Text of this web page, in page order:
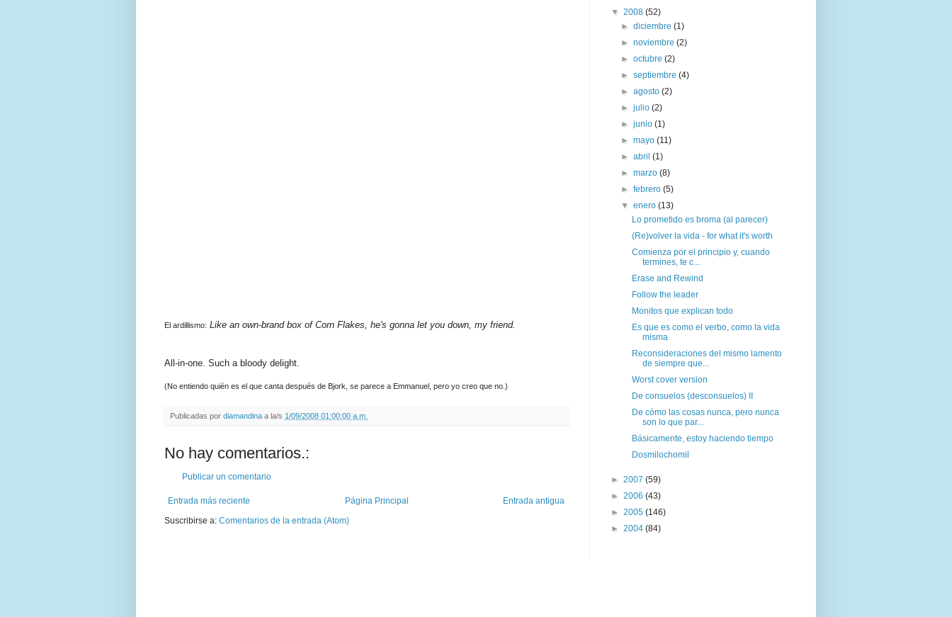
El ardillismo: Like an own-brand box of Corn Flakes, he's gonna let you down, my friend.
All-in-one. Such a bloody delight.
(No entiendo quién es el que canta después de Bjork, se parece a Emmanuel, pero yo creo que no.)
Publicadas por diamandina a la/s 1/09/2008 01:00:00 a.m.
No hay comentarios.:
Publicar un comentario
Entrada más reciente Entrada antigua
Página Principal
Suscribirse a: Comentarios de la entrada (Atom)
▼ 2008 (52)
►diciembre(1)
►noviembre(2)
►octubre(2)
►septiembre(4)
►agosto(2)
►julio(2)
►junio(1)
►mayo(11)
►abril(1)
►marzo(8)
►febrero(5)
▼enero(13)
Lo prometido es broma (al parecer)
(Re)volver la vida - for what it's worth
Comienza por el principio y, cuando
termines, te c...
Erase and Rewind
Follow the leader
Monitos que explican todo
Es que es como el verbo, como la vida
misma
Reconsideraciones del mismo lamento
de siempre que...
Worst cover version
De consuelos (desconsuelos) II
De cómo las cosas nunca, pero nunca
son lo que par...
Básicamente, estoy haciendo tiempo
Dosmilochomil
► 2007 (59)
► 2006 (43)
► 2005 (146)
► 2004 (84)